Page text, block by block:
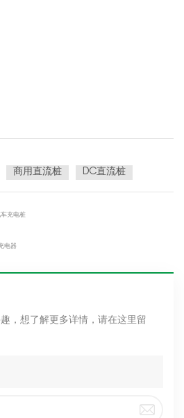
商用直流桩 DC直流桩
充电桩
电器
，想了解更多详情，请在这里留